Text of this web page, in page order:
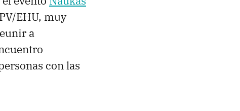
EHU, muy
a
con las